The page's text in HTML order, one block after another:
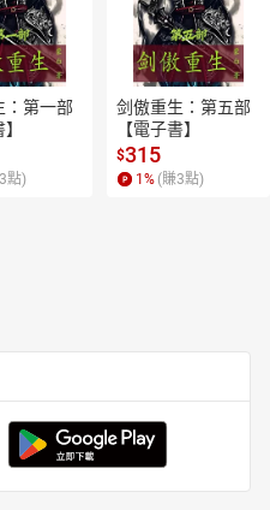
：第一部
3點)
剑傲重生：第五部
【電子書】
$315
1 % (賺3點)